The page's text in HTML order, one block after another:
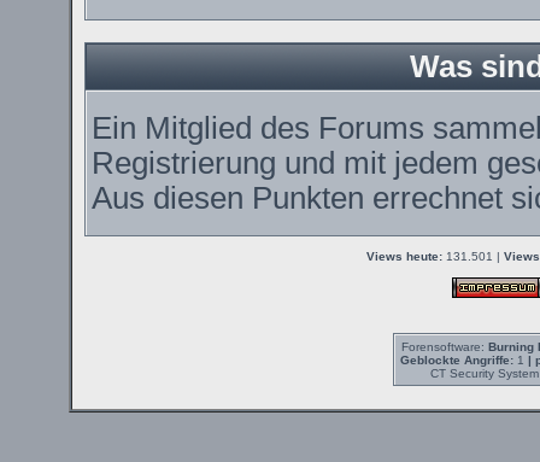
Was
Ein Mitglied des Forums
Registrierung und mit jedem
Aus diesen Punkten errechnet
Views heute: 131.501 |
Forensoftware: Burning
Geblockte Angriffe:1 |
CT Security